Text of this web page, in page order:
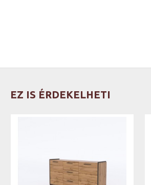
EZ IS ÉRDEKELHETI